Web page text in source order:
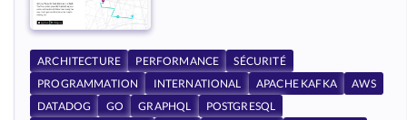
ARCHITECTURE PERFORMANCE
SÉCURITÉ
PROGRAMMATION
INTERNATIONAL APACHE KAFKA
AWS
DATADOG
GO GRAPHQL
POSTGRESQL